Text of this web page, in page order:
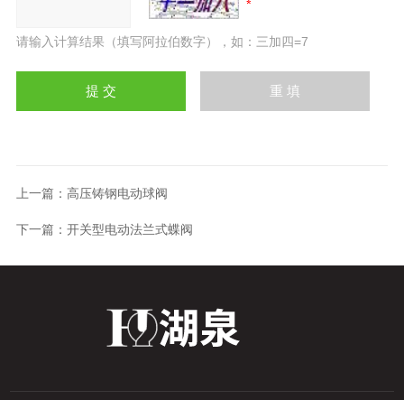
请输入计算结果（填写阿拉伯数字），如：三加四=7
上一篇： 高压铸钢电动球阀
下一篇： 开关型电动法兰式蝶阀